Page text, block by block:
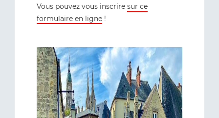
Vous pouvez vous inscrire sur ce
formulaire en ligne !